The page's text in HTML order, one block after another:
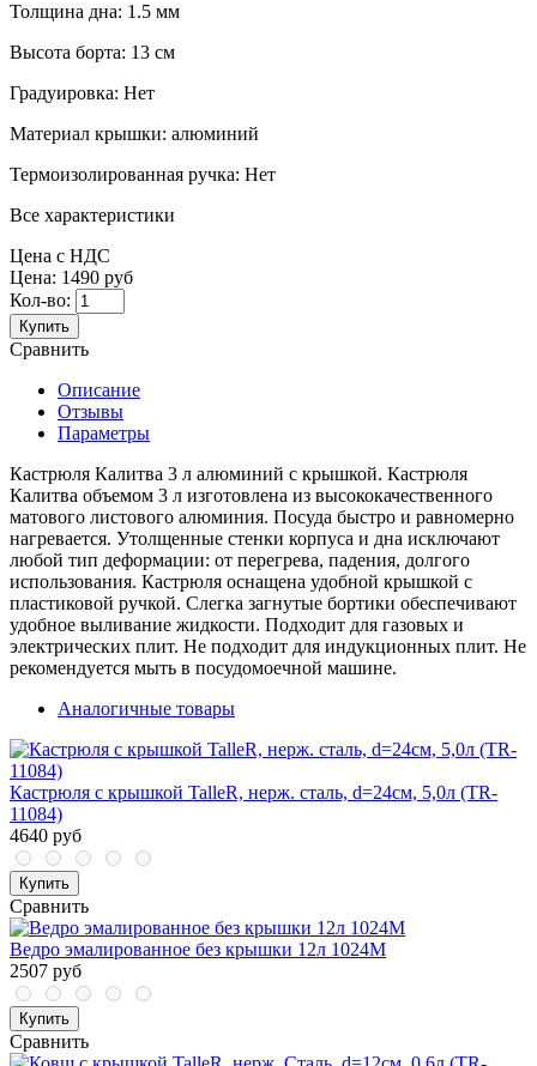
Толщина дна: 1.5 мм
Высота борта: 13 см
Градуировка: Нет
Материал крышки: алюминий
Термоизолированная ручка: Нет
Все характеристики
Цена с НДС
Цена: 1490 руб
Кол-во:
Купить
Сравнить
Описание
Отзывы
Параметры
Кастрюля Калитва 3 л алюминий с крышкой. Кастрюля
Калитва объемом 3 л изготовлена из высококачественного
матового листового алюминия. Посуда быстро и равномерно
нагревается. Утолщенные стенки корпуса и дна исключают
любой тип деформации: от перегрева, падения, долгого
использования. Кастрюля оснащена удобной крышкой с
пластиковой ручкой. Слегка загнутые бортики обеспечивают
удобное выливание жидкости. Подходит для газовых и
электрических плит. Не подходит для индукционных плит. Не
рекомендуется мыть в посудомоечной машине.
Аналогичные товары
Кастрюля с крышкой TalleR, нерж. сталь, d=24см, 5,0л (TR-
11084)
4640 руб
Купить
Сравнить
Ведро эмалированное без крышки 12л 1024М
2507 руб
Купить
Сравнить